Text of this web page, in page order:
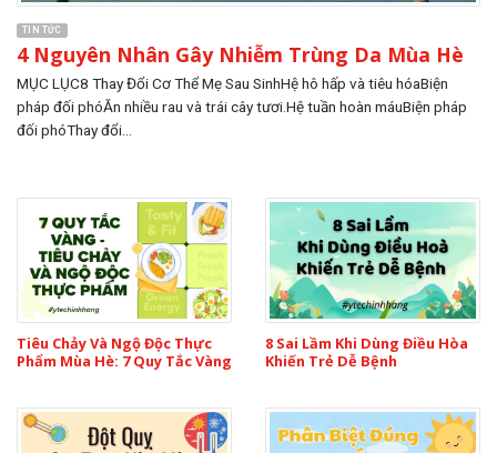
TIN TỨC
4 Nguyên Nhân Gây Nhiễm Trùng Da Mùa Hè
MỤC LỤC8 Thay Đổi Cơ Thể Mẹ Sau SinhHệ hô hấp và tiêu hóaBiện
pháp đối phóĂn nhiều rau và trái cây tươi.Hệ tuần hoàn máuBiện pháp
đối phóThay đổi...
Tiêu Chảy Và Ngộ Độc Thực
Phẩm Mùa Hè: 7 Quy Tắc Vàng
8 Sai Lầm Khi Dùng Điều Hòa
Khiến Trẻ Dễ Bệnh